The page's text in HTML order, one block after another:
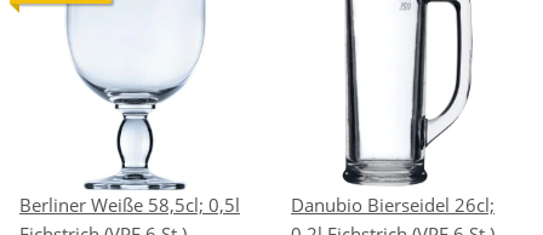
Berliner Weiße 58,5cl; 0,5l
Danubio Bierseidel 26cl;